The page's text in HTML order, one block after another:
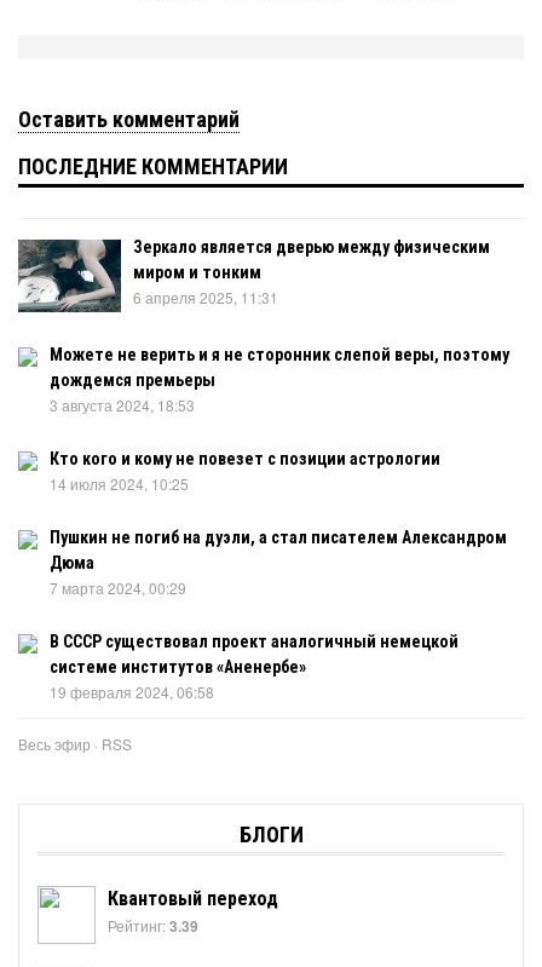
Оставить комментарий
ПОСЛЕДНИЕ КОММЕНТАРИИ
Зеркало является дверью между физическим
миром и тонким
6 апреля 2025, 11:31
Можете не верить и я не сторонник слепой веры, поэтому
дождемся премьеры
3 августа 2024, 18:53
Кто кого и кому не повезет с позиции астрологии
14 июля 2024, 10:25
Пушкин не погиб на дуэли, а стал писателем Александром
Дюма
7 марта 2024, 00:29
В СССР существовал проект аналогичный немецкой
системе институтов «Аненербе»
19 февраля 2024, 06:58
Весь эфир · RSS
БЛОГИ
Квантовый переход
Рейтинг:3.39